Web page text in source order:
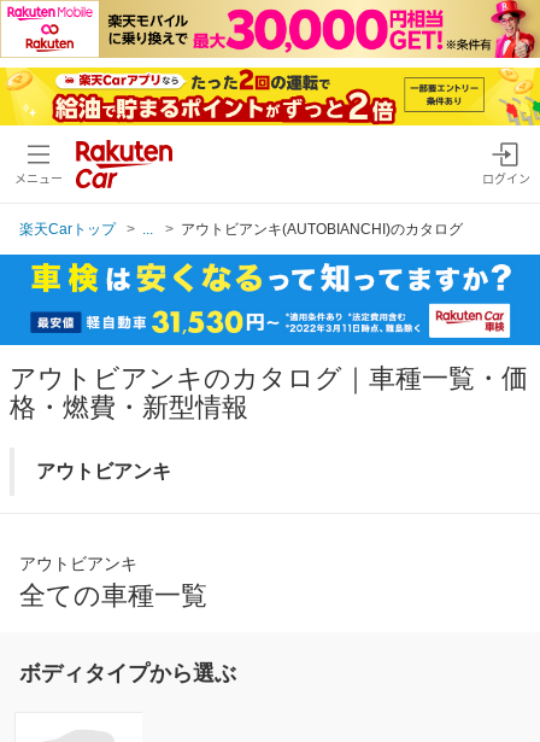
メニュー ログイン
楽天Carトップ アウトビアンキ(AUTOBIANCHI)のカタログ
アウトビアンキのカタログ｜車種一覧・価
格・燃費・新型情報
アウトビアンキ
アウトビアンキ
全ての車種一覧
ボディタイプから選ぶ